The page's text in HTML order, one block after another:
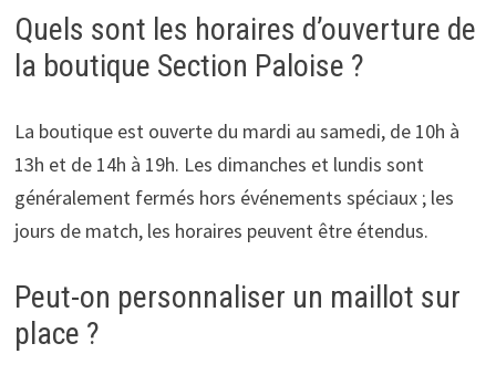
Quels sont les horaires d’ouverture de
la boutique Section Paloise ?
La boutique est ouverte du mardi au samedi, de 10h à
13h et de 14h à 19h. Les dimanches et lundis sont
généralement fermés hors événements spéciaux ; les
jours de match, les horaires peuvent être étendus.
Peut-on personnaliser un maillot sur
place ?